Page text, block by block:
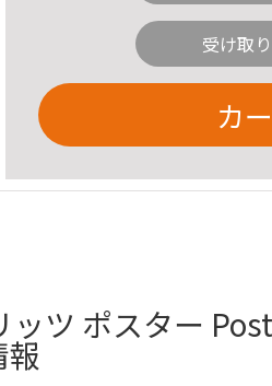
受け取
カ
ッツ ポスター